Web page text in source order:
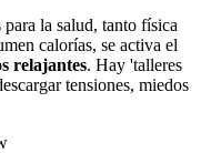
la salud, tanto física
calorías, se activa el
relajantes. Hay 'talleres
tensiones, miedos